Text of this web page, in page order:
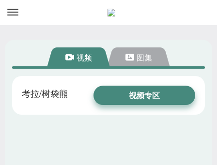
视频 图集
/
考拉/树袋熊 视频专区